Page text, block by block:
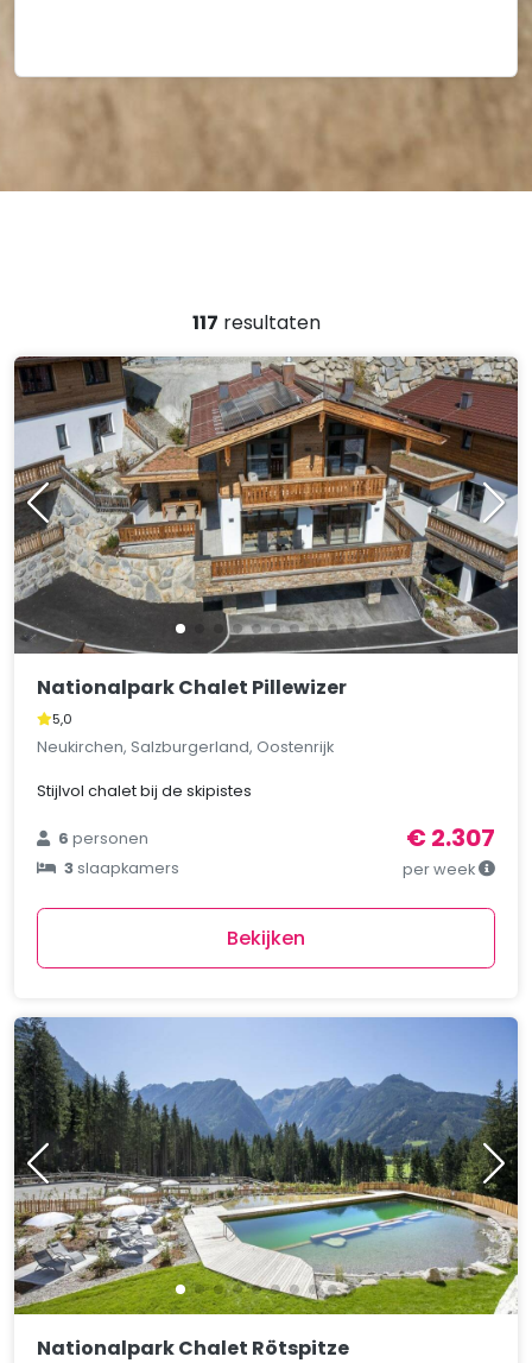
117 resultaten
Nationalpark Chalet Pillewizer
5,0
Neukirchen, Salzburgerland, Oostenrijk
Stijlvol chalet bij de skipistes
6personen
3slaapkamers
€ 2.307
per week
Bekijken
Nationalpark Chalet Rötspitze